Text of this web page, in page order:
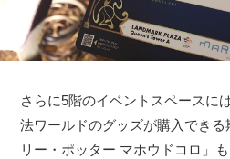
さらに5階のイベントスペースに
法ワールドのグッズが購入でき
リー・ポッター マホウドコロ」